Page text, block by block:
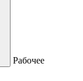
Рабочее